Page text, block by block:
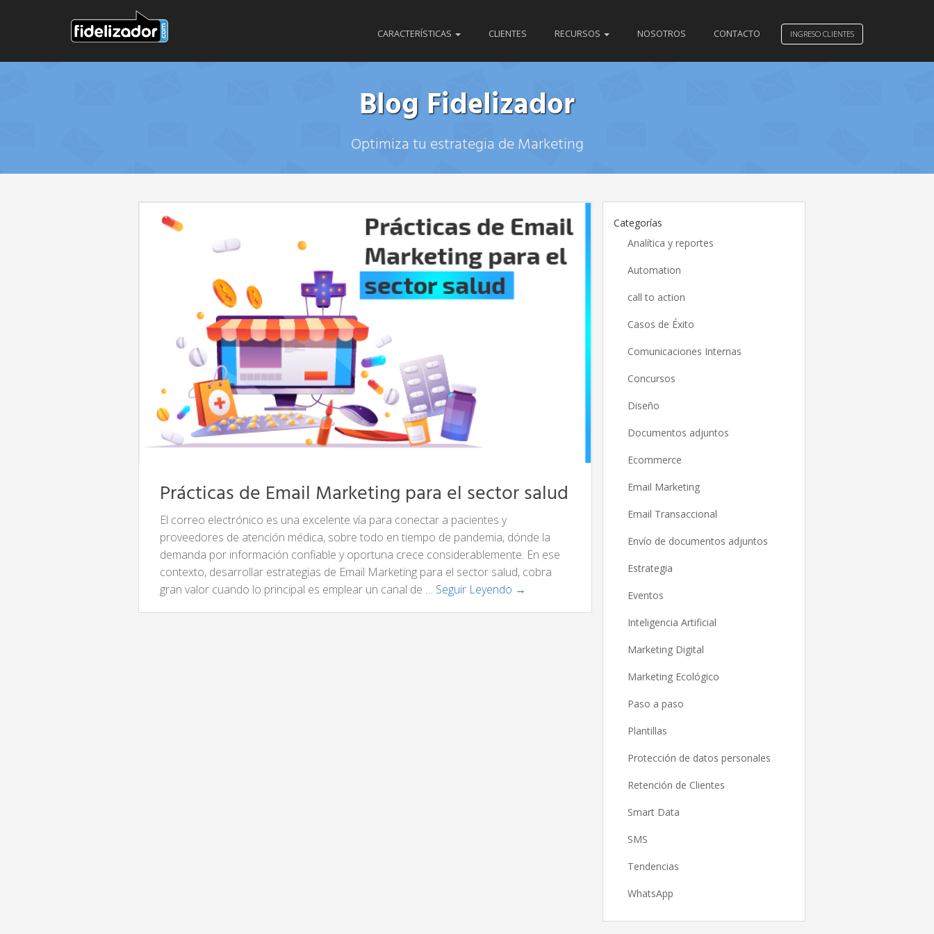
INGRESO CLIENTES
CARACTERÍSTICAS CLIENTES RECURSOS NOSOTROS CONTACTO
Blog Fidelizador
Optimiza tu estrategia de Marketing
Prácticas de Email Marketing para el sector salud
El correo electrónico es una excelente vía para conectar a pacientes y
proveedores de atención médica, sobre todo en tiempo de pandemia, dónde la
demanda por información confiable y oportuna crece considerablemente. En ese
contexto, desarrollar estrategias de Email Marketing para el sector salud, cobra
gran valor cuando lo principal es emplear un canal de … Seguir Leyendo →
Categorías
Analítica y reportes
Automation
call to action
Casos de Éxito
Comunicaciones Internas
Concursos
Diseño
Documentos adjuntos
Ecommerce
Email Marketing
Email Transaccional
Envío de documentos adjuntos
Estrategia
Eventos
Inteligencia Artificial
Marketing Digital
Marketing Ecológico
Paso a paso
Plantillas
Protección de datos personales
Retención de Clientes
Smart Data
SMS
Tendencias
WhatsApp